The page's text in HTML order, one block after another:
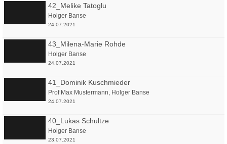
42_Melike Tatoglu
Holger Banse
24.07.2021
43_Milena-Marie Rohde
Holger Banse
24.07.2021
41_Dominik Kuschmieder
Prof Max Mustermann, Holger Banse
24.07.2021
40_Lukas Schultze
Holger Banse
23.07.2021